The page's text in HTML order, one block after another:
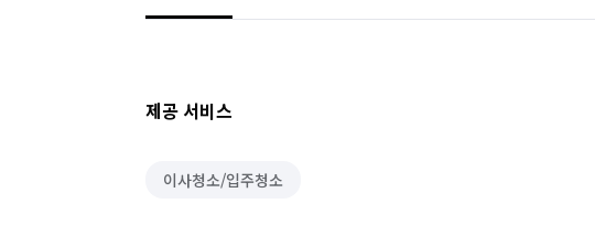
제공 서비스
이사청소/입주청소